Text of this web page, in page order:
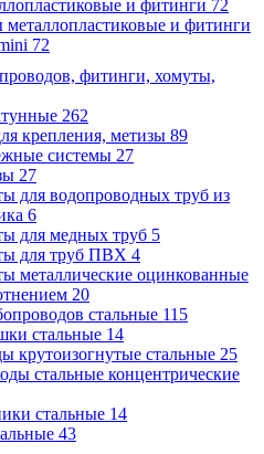
и фитинги 72
металлопластиковые и фитинги
72
фитинги, хомуты,
262
крепления, метизы 89
системы 27
27
для водопроводных труб из
6
для медных труб 5
для труб ПВХ 4
металлические оцинкованные
20
стальные 115
стальные 14
крутоизогнутые стальные 25
стальные концентрические
стальные 14
43